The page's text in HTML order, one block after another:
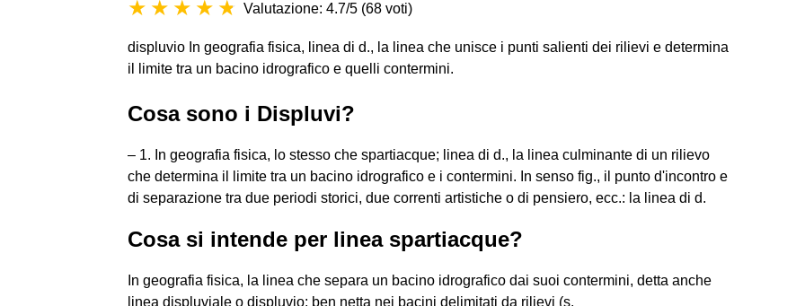
Valutazione: 4.7/5 (68 voti)
displuvio In geografia fisica, linea di d., la linea che unisce i punti salienti dei rilievi e determina
il limite tra un bacino idrografico e quelli contermini.
Cosa sono i Displuvi?
– 1. In geografia fisica, lo stesso che spartiacque; linea di d., la linea culminante di un rilievo
che determina il limite tra un bacino idrografico e i contermini. In senso fig., il punto d'incontro e
di separazione tra due periodi storici, due correnti artistiche o di pensiero, ecc.: la linea di d.
Cosa si intende per linea spartiacque?
In geografia fisica, la linea che separa un bacino idrografico dai suoi contermini, detta anche
linea displuviale o displuvio: ben netta nei bacini delimitati da rilievi (s.